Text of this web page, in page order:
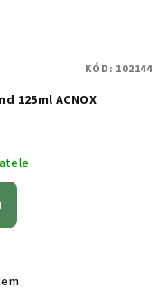
125ml ACNOX
KÓD: 102144